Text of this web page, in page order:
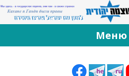
За Оцма
עוצמה יהודית ברוסית ובעברית
Меню